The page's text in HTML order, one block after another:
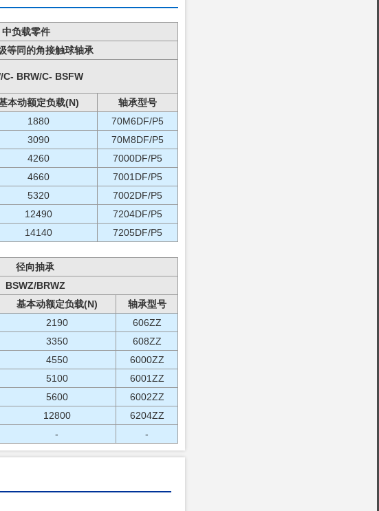
中负载零件
等同的角接触球轴承
C- BRW/C- BSFW
本动额定负载(N)
轴承型号
1880
70M6DF/P5
3090
70M8DF/P5
4260
7000DF/P5
4660
7001DF/P5
5320
7002DF/P5
12490
7204DF/P5
14140 7205DF/P5
径向抽承
BSWZ/BRWZ
基本动额定负载(N)
轴承型号
2190
606ZZ
3350
608ZZ
4550
6000ZZ
5100
6001ZZ
5600
6002ZZ
12800
6204ZZ
- -